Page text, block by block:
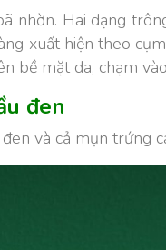
nhờn. Hai dạng
xuất hiện theo
bề mặt da, chạm
đen
và cả mụn trứng